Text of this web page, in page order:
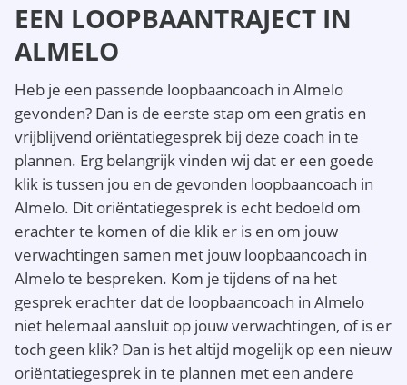
EEN LOOPBAANTRAJECT IN
ALMELO
Heb je een passende loopbaancoach in Almelo
gevonden? Dan is de eerste stap om een gratis en
vrijblijvend oriëntatiegesprek bij deze coach in te
plannen. Erg belangrijk vinden wij dat er een goede
klik is tussen jou en de gevonden loopbaancoach in
Almelo. Dit oriëntatiegesprek is echt bedoeld om
erachter te komen of die klik er is en om jouw
verwachtingen samen met jouw loopbaancoach in
Almelo te bespreken. Kom je tijdens of na het
gesprek erachter dat de loopbaancoach in Almelo
niet helemaal aansluit op jouw verwachtingen, of is er
toch geen klik? Dan is het altijd mogelijk op een nieuw
oriëntatiegesprek in te plannen met een andere